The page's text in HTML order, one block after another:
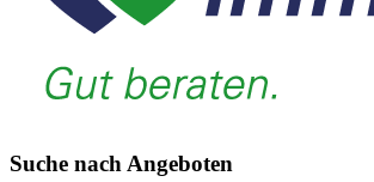
Suche nach Angeboten